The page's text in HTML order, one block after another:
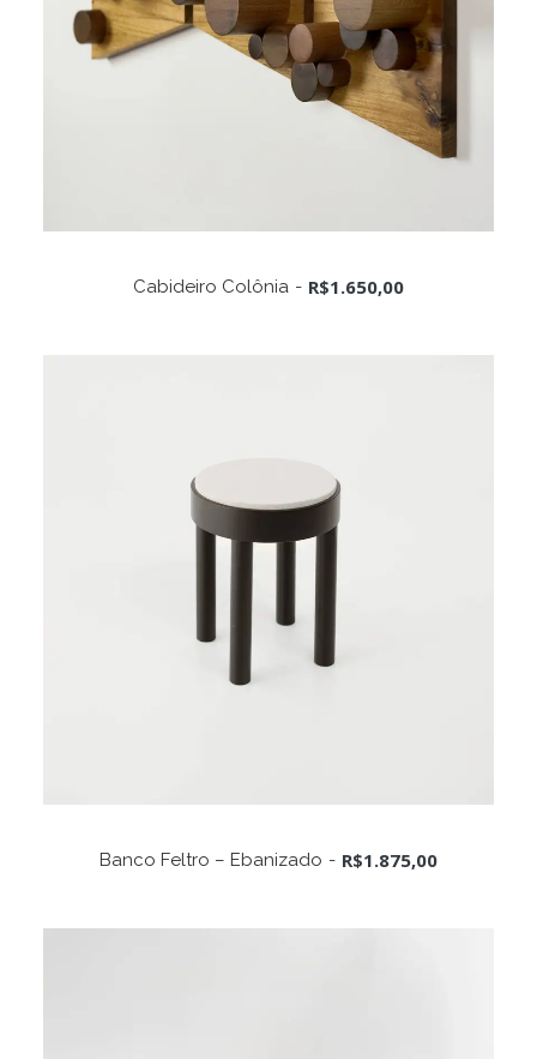
ADICIONAR AO CARRINHO
Cabideiro Colônia R$1.650,00
ADICIONAR AO CARRINHO
Banco Feltro – Ebanizado R$1.875,00